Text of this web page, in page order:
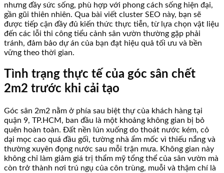
nhưng đầy sức sống, phù hợp với phong cách sống hiện đại,
gần gũi thiên nhiên. Qua bài viết cluster SEO này, bạn sẽ
được tiếp cận đầy đủ kiến thức thực tiễn, từ lựa chọn vật liệu
đến các lỗi thi công tiểu cảnh sân vườn thường gặp phải
tránh, đảm bảo dự án của bạn đạt hiệu quả tối ưu và bền
vững theo thời gian.
Tình trạng thực tế của góc sân chết
2m2 trước khi cải tạo
Góc sân 2m2 nằm ở phía sau biệt thự của khách hàng tại
quận 9, TP.HCM, ban đầu là một khoảng không gian bị bỏ
quên hoàn toàn. Đất nền lún xuống do thoát nước kém, cỏ
dại mọc cao quá đầu gối, tường nhà ẩm mốc vì thiếu nắng và
thường xuyên đọng nước sau mỗi trận mưa. Không gian này
không chỉ làm giảm giá trị thẩm mỹ tổng thể của sân vườn mà
còn trở thành nơi trú ngụ của côn trùng, muỗi và thậm chí là